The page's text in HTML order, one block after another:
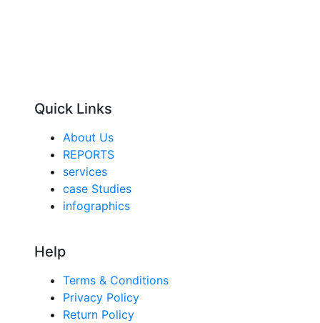
Quick Links
About Us
REPORTS
services
case Studies
infographics
Help
Terms & Conditions
Privacy Policy
Return Policy